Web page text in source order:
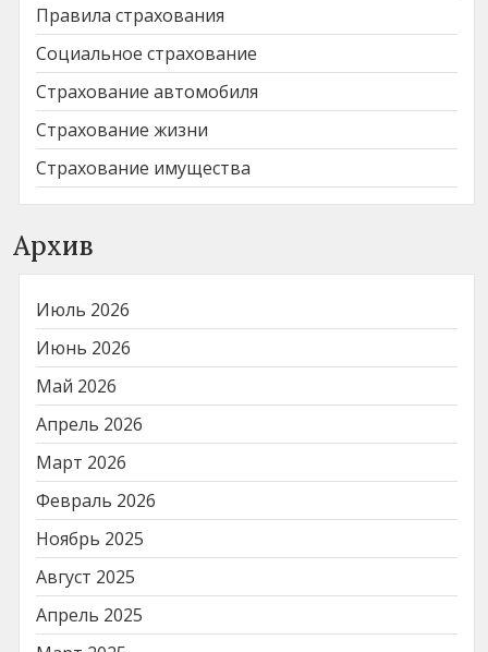
Правила страхования
Социальное страхование
Страхование автомобиля
Страхование жизни
Страхование имущества
Архив
Июль 2026
Июнь 2026
Май 2026
Апрель 2026
Март 2026
Февраль 2026
Ноябрь 2025
Август 2025
Апрель 2025